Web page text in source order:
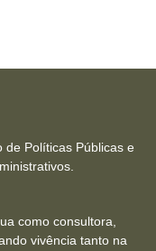
Políticas Públicas e
como consultora,
vivência tanto na